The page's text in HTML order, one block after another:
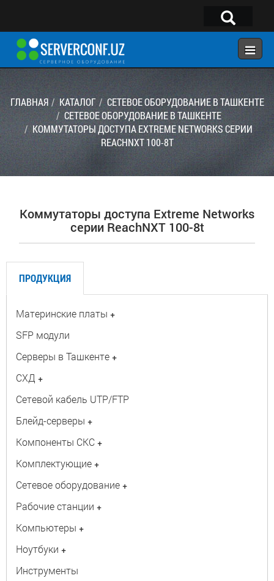
×
ГЛАВНАЯ
КОНФИГУРАТОР
КАТАЛОГ
УСЛУГИ
КОНТАКТЫ
Telegram:@serverconf_uz
Тел: (90) 932-18-00
ГЛАВНАЯ КАТАЛОГ
СЕТЕВОЕ ОБОРУДОВАНИЕ В ТАШКЕНТЕ
СЕТЕВОЕ ОБОРУДОВАНИЕ В ТАШКЕНТЕ
КОММУТАТОРЫ ДОСТУПА EXTREME NETWORKS СЕРИИ
REACHNXT 100-8T
Коммутаторы доступа Extreme Networks
серии ReachNXT 100-8t
ПРОДУКЦИЯ
Материнские платы +
SFP модули
Серверы в Ташкенте +
СХД +
Сетевой кабель UTP/FTP
Блейд-серверы +
Компоненты СКС +
Комплектующие +
Сетевое оборудование +
Рабочие станции +
Компьютеры +
Ноутбуки +
Инструменты